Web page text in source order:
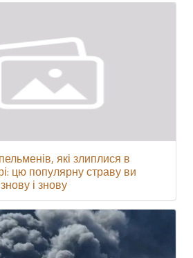
які злиплися в
цю популярну страву ви
і знову